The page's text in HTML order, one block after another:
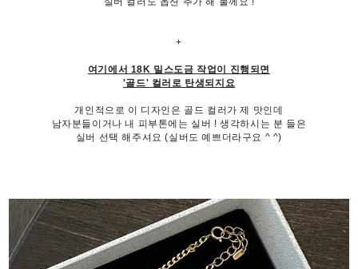
+
여기에서 18K 밀스도금 작업이 진행되면
'골드' 컬러로 탄생되지요
개인적으로 이 디자인은 골드 컬러가 제 맛인데
남자분들이거나 내 피부톤에는 실버 ! 생각하시는 분 들은
실버 선택 해주셔요 (실버도 예쁘더라구요 ^ ^)